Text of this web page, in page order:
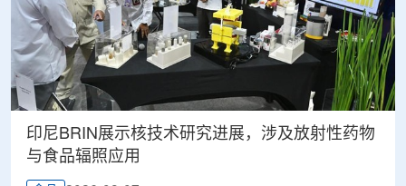
印尼BRIN展示核技术研究进展，涉及放射性药物
与食品辐照应用